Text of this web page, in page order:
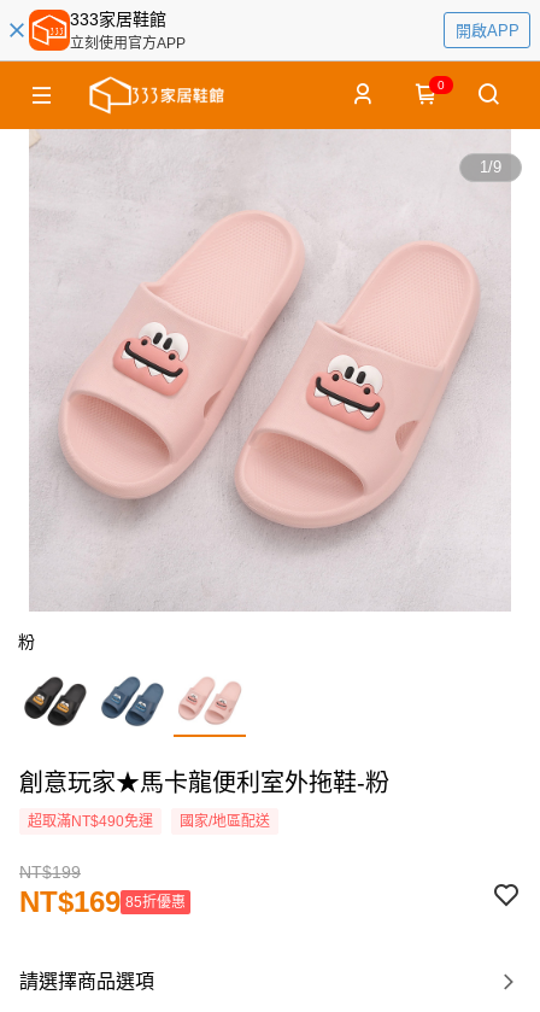
333家居鞋館
立刻使用官方APP
開啟APP
0
1/9
粉
創意玩家★馬卡龍便利室外拖鞋-粉
超取滿NT$490免運 國家/地區配送
NT$199
NT$169 85折優惠
請選擇商品選項